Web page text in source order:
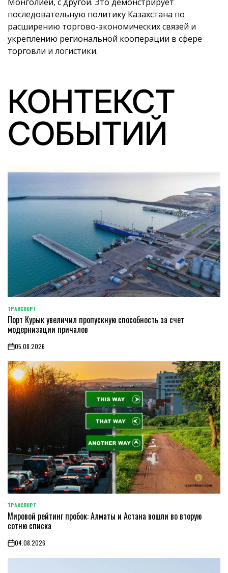
последовательную политику Казахстана по
расширению торгово-экономических связей и
укреплению региональной кооперации в сфере
торговли и логистики.
КОНТЕКСТ
СОБЫТИЙ
POSTED
IN
ТРАНСПОРТ
Порт Курык увеличил пропускную способность за счет
модернизации причалов
on05.08.2026
POSTED
IN
ТРАНСПОРТ
Мировой рейтинг пробок: Алматы и Астана вошли во вторую
сотню списка
on04.08.2026